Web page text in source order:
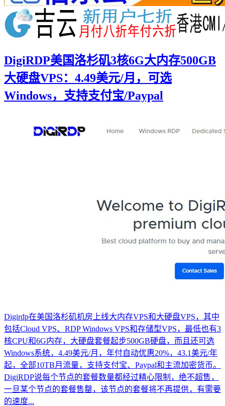
DigiRDP美国洛杉矶3核6G大内存500GB
大硬盘VPS：4.49美元/月，可选
Windows，支持支付宝/Paypal
Digirdp在美国洛杉矶机房上线大内存VPS和大硬盘VPS，其中
包括Cloud VPS、RDP Windows VPS和存储型VPS，最低也有3
核CPU和6G内存，大硬盘套餐起步500GB硬盘，而且还可选
Windows系统，4.49美元/月，年付自动优惠20%，43.1美元/年
起，全部10TB月流量，支持支付宝、Paypal和主流加密货币。
DigiRDP说每个节点的套餐数量都经过精心限制，绝不超售，
一旦某个节点的套餐售罄，该节点的套餐将不再提供，有需要
的速度...